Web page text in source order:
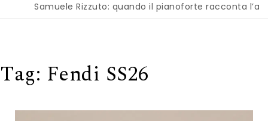
Samuele Rizzuto: quando il pianoforte racconta l’anima
Tag: Fendi SS26